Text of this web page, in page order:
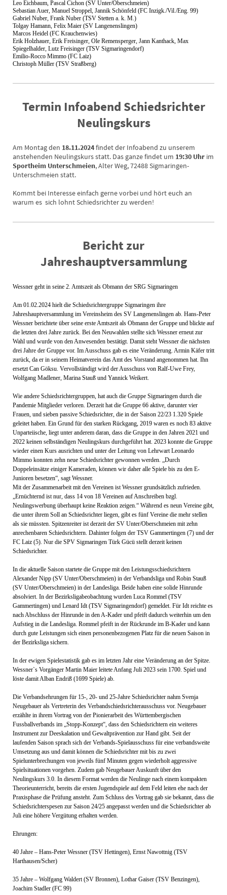
Leo Eichbaum, Pascal Cichon (SV Unter/Oberschmeien)
Sebastian Auer, Manuel Stroppel, Jannik Schönfeld (FC Inzigk./Vil./Eng. 99)
Gabriel Nuber, Frank Nuber (TSV Stetten a. k. M.)
Tolgay Hamann, Felix Maier (SV Langenenslingen)
Marcos Heidel (FC Krauchenwies)
Erik Holzhauer, Erik Freisinger, Ole Remensperger, Jann Kanthack, Max
Spiegelhalder, Lutz Freisinger (TSV Sigmaringendorf)
Emilio-Rocco Mimmo (FC Laiz)
Christoph Müller (TSV Straßberg)
Termin Infoabend Schiedsrichter
Neulingskurs
Am Montag den 18.11.2024findet der Infoabend zu unserem
anstehenden Neulingskurs statt. Das ganze findet um 19:30 Uhr im
Sportheim Unterschmeien, Alter Weg, 72488 Sigmaringen-
Unterschmeien statt.
Kommt bei Interesse einfach gerne vorbei und hört euch an
warum es sich lohnt Schiedsrichter zu werden!
Bericht zur
Jahreshauptversammlung
Wessner geht in seine 2. Amtszeit als Obmann der SRG Sigmaringen
Am 01.02.2024 hielt die Schiedsrichtergruppe Sigmaringen ihre
Jahreshauptversammlung im Vereinsheim des SV Langenenslingen ab. Hans-Peter
Wessner berichtete über seine erste Amtszeit als Obmann der Gruppe und blickte auf
die letzten drei Jahre zurück. Bei den Neuwahlen stellte sich Wessner erneut zur
Wahl und wurde von den Anwesenden bestätigt. Damit steht Wessner die nächsten
drei Jahre der Gruppe vor. Im Ausschuss gab es eine Veränderung. Armin Käfer tritt
zurück, da er in seinem Heimatverein das Amt des Vorstand angenommen hat. Ihn
ersetzt Can Göksu. Vervollständigt wird der Ausschuss von Ralf-Uwe Frey,
Wolfgang Madlener, Marina Stauß und Yannick Weikert.
Wie andere Schiedsrichtergruppen, hat auch die Gruppe Sigmaringen durch die
Pandemie Mitglieder verloren. Derzeit hat die Gruppe 66 aktive, darunter vier
Frauen, und sieben passive Schiedsrichter, die in der Saison 22/23 1.320 Spiele
geleitet haben. Ein Grund für den starken Rückgang, 2019 waren es noch 83 aktive
Unparteiische, liegt unter anderem daran, dass die Gruppe in den Jahren 2021 und
2022 keinen selbständigen Neulingskurs durchgeführt hat. 2023 konnte die Gruppe
wieder einen Kurs ausrichten und unter der Leitung von Lehrwart Leonardo
Mimmo konnten zehn neue Schiedsrichter gewonnen werden. „Durch
Doppeleinsätze einiger Kameraden, können wir daher alle Spiele bis zu den E-
Junioren besetzen“, sagt Wessner.
Mit der Zusammenarbeit mit den Vereinen ist Wessner grundsätzlich zufrieden.
„Ernüchternd ist nur, dass 14 von 18 Vereinen auf Anschreiben bzgl.
Neulingswerbung überhaupt keine Reaktion zeigen.“ Während es neun Vereine gibt,
die unter ihrem Soll an Schiedsrichter liegen, gibt es fünf Vereine die mehr stellen
als sie müssten. Spitzenreiter ist derzeit der SV Unter/Oberschmeien mit zehn
anrechenbaren Schiedsrichtern. Dahinter folgen der TSV Gammertingen (7) und der
FC Laiz (5). Nur die SPV Sigmaringen Türk Gücü stellt derzeit keinen
Schiedsrichter.
In die aktuelle Saison startete die Gruppe mit den Leistungsschiedsrichtern
Alexander Nipp (SV Unter/Oberschmeien) in der Verbandsliga und Robin Stauß
(SV Unter/Oberschmeien) in der Landesliga. Beide haben eine solide Hinrunde
absolviert. In der Bezirksligabeobachtung wurden Luca Rommel (TSV
Gammertingen) und Lenard Idt (TSV Sigmaringendorf) gemeldet. Für Idt reichte es
nach Abschluss der Hinrunde in den A-Kader und pfeift dadurch weiterhin um den
Aufstieg in die Landesliga. Rommel pfeift in der Rückrunde im B-Kader und kann
durch gute Leistungen sich einen personenbezogenen Platz für die neuen Saison in
der Bezirksliga sichern.
In der ewigen Spielestatistik gab es im letzten Jahr eine Veränderung an der Spitze.
Wessner`s Vorgänger Martin Maier leitete Anfang Juli 2023 sein 1700. Spiel und
löste damit Alban Endriß (1699 Spiele) ab.
Die Verbandsehrungen für 15-, 20- und 25-Jahre Schiedsrichter nahm Svenja
Neugebauer als Vertreterin des Verbandschiedsrichterausschuss vor. Neugebauer
erzählte in ihrem Vortrag von der Pionierarbeit des Württembergischen
Fussballverbands im „Stopp-Konzept“, dass den Schiedsrichtern ein weiteres
Instrument zur Deeskalation und Gewaltprävention zur Hand gibt. Seit der
laufenden Saison sprach sich der Verbands-Spielausschuss für eine verbandsweite
Umsetzung aus und damit können die Schiedsrichter mit bis zu zwei
Spielunterbrechungen von jeweils fünf Minuten gegen wiederholt aggressive
Spielsituationen vorgehen. Zudem gab Neugebauer Auskunft über den
Neulingskurs 3.0. In diesem Format werden die Neulinge nach einem kompakten
Theorieunterricht, bereits die ersten Jugendspiele auf dem Feld leiten ehe nach der
Praxisphase die Prüfung ansteht. Zum Schluss des Vortrag gab sie bekannt, dass die
Schiedsrichterspesen zur Saison 24/25 angepasst werden und die Schiedsrichter ab
Juli eine höhere Vergütung erhalten werden.
Ehrungen:
40 Jahre – Hans-Peter Wessner (TSV Hettingen), Ernst Nawottnig (TSV
Harthausen/Scher)
35 Jahre – Wolfgang Waldert (SV Bronnen), Lothar Gaiser (TSV Benzingen),
Joachim Stadler (FC 99)